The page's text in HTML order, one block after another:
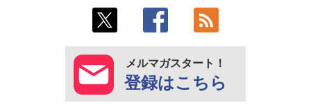
メルマガスタート！
登録はこちら